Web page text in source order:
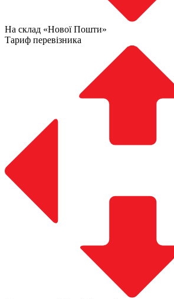
На склад «Нової Пошти»
Тариф перевізника